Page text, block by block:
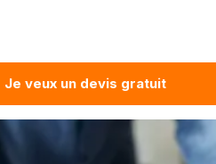
Je veux un devis gratuit